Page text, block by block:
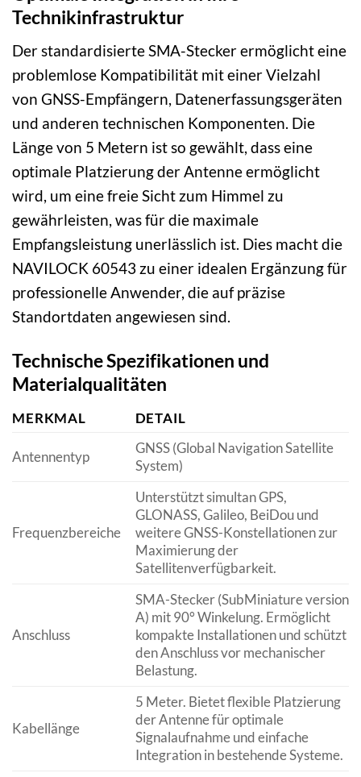
Technikinfrastruktur
Der standardisierte SMA-Stecker ermöglicht eine
problemlose Kompatibilität mit einer Vielzahl
von GNSS-Empfängern, Datenerfassungsgeräten
und anderen technischen Komponenten. Die
Länge von 5 Metern ist so gewählt, dass eine
optimale Platzierung der Antenne ermöglicht
wird, um eine freie Sicht zum Himmel zu
gewährleisten, was für die maximale
Empfangsleistung unerlässlich ist. Dies macht die
NAVILOCK 60543 zu einer idealen Ergänzung für
professionelle Anwender, die auf präzise
Standortdaten angewiesen sind.
Technische Spezifikationen und
Materialqualitäten
MERKMAL DETAIL
Antennentyp
GNSS (Global Navigation Satellite
System)
Frequenzbereiche
Unterstützt simultan GPS,
GLONASS, Galileo, BeiDou und
weitere GNSS-Konstellationen zur
Maximierung der
Satellitenverfügbarkeit.
Anschluss
SMA-Stecker (SubMiniature version
A) mit 90° Winkelung. Ermöglicht
kompakte Installationen und schützt
den Anschluss vor mechanischer
Belastung.
Kabellänge
5 Meter. Bietet flexible Platzierung
der Antenne für optimale
Signalaufnahme und einfache
Integration in bestehende Systeme.